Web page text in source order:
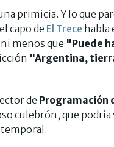
primicia. Y lo que
capo de El Trece habla
menos que "Puede
"Argentina,
de Programación
culebrón, que podría